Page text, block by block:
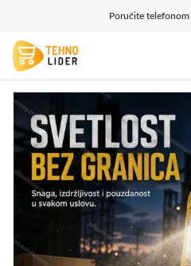
Poručite telefonom